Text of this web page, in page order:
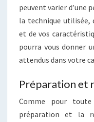
peuvent varier d’une
la technique
et de vos
pourra vous donner
attendus dans votre
Préparation et
Comme pour
préparation et la